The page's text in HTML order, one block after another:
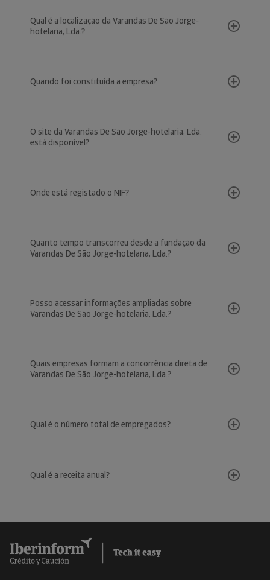
Qual é a localização da Varandas De São Jorge-
hotelaria, Lda.?
Quando foi constituída a empresa?
O site da Varandas De São Jorge-hotelaria, Lda.
está disponível?
Onde está registado o NIF?
Quanto tempo transcorreu desde a fundação da
Varandas De São Jorge-hotelaria, Lda.?
Posso acessar informações ampliadas sobre
Varandas De São Jorge-hotelaria, Lda.?
Quais empresas formam a concorrência direta de
Varandas De São Jorge-hotelaria, Lda.?
Qual é o número total de empregados?
Qual é a receita anual?